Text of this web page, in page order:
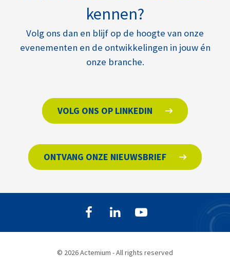
kennen?
Volg ons dan en blijf op de hoogte van onze
evenementen en de ontwikkelingen in jouw én
onze branche.
VOLG ONS OP LINKEDIN
ONTVANG ONZE NIEUWSBRIEF
© 2026 Actemium - All rights reserved